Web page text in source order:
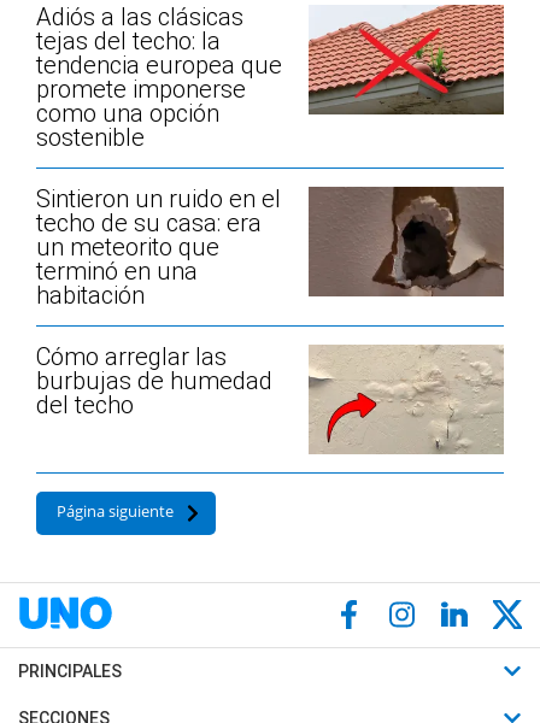
Adiós a las clásicas
tejas del techo: la
tendencia europea que
promete imponerse
como una opción
sostenible
Sintieron un ruido en el
techo de su casa: era
un meteorito que
terminó en una
habitación
Cómo arreglar las
burbujas de humedad
del techo
Página siguiente
PRINCIPALES
Últimas Noticias
SECCIONES